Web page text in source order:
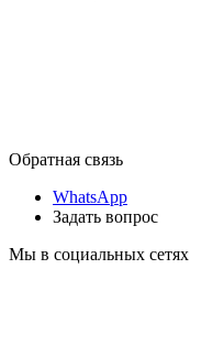
Обратная связь
WhatsApp
Задать вопрос
Мы в социальных сетях